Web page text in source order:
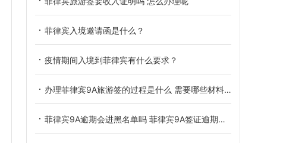
菲律宾入境邀请函是什么？
疫情期间入境到菲律宾有什么要求？
办理菲律宾9A旅游签的过程是什么 需要哪些材料呢
菲律宾9A逾期会进黑名单吗 菲律宾9A签证逾期的后果